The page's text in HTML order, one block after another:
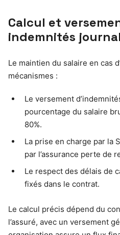
Calcul et
indemnités
Le maintien du salaire en cas
mécanismes :
Le versement
pourcentage du salaire
80%.
La prise en charge par la
par l’assurance perte de
Le respect des délais de
fixés dans le contrat.
Le calcul précis dépend du
l’assuré, avec un versement